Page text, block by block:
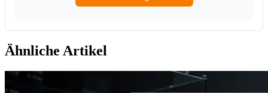
Ähnliche Artikel